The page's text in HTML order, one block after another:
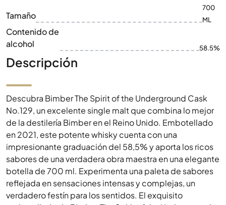
Tamaño
700
ML
Contenido de
alcohol
58.5%
Descripción
Descubra Bimber The Spirit of the Underground Cask
No.129, un excelente single malt que combina lo mejor
de la destilería Bimber en el Reino Unido. Embotellado
en 2021, este potente whisky cuenta con una
impresionante graduación del 58,5% y aporta los ricos
sabores de una verdadera obra maestra en una elegante
botella de 700 ml. Experimenta una paleta de sabores
reflejada en sensaciones intensas y complejas, un
verdadero festín para los sentidos. El exquisito